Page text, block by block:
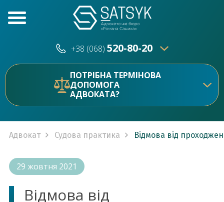
+38 (068) 520-80-20
520-80-20
ПОТРІБНА ТЕРМІНОВА
ДОПОМОГА
АДВОКАТА?
Адвокат Судова практика Відмова від
29 жовтня 2021
Відмова від